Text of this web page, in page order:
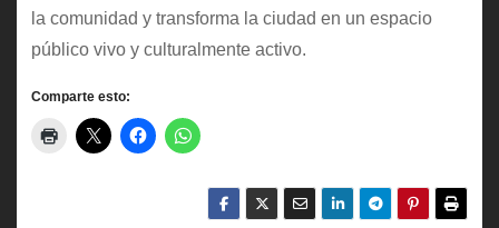
la comunidad y transforma la ciudad en un espacio
público vivo y culturalmente activo.
Comparte esto: